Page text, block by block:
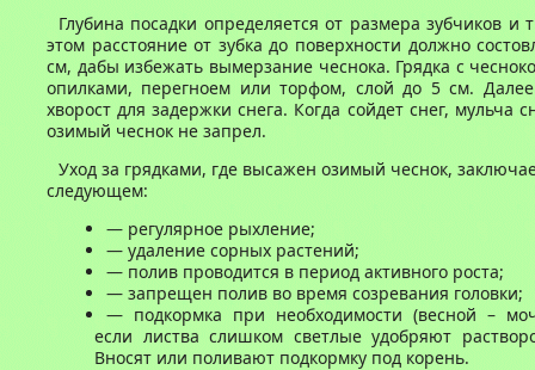
Глубина посадки определяется от размера зубчиков
этом расстояние от зубка до поверхности должно
см, дабы избежать вымерзание чеснока. Грядка с
опилками, перегноем или торфом, слой до 5 см. Далее
хворост для задержки снега. Когда сойдет снег, мульча
озимый чеснок не запрел.
Уход за грядками, где высажен озимый чеснок,
следующем:
— регулярное рыхление;
— удаление сорных растений;
— полив проводится в период активного роста;
— запрещен полив во время созревания головки;
— подкормка при необходимости (весной –
если листва слишком светлые удобряют
Вносят или поливают подкормку под корень.